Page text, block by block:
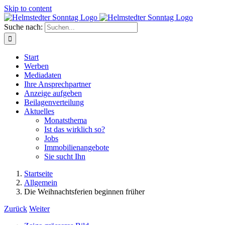
Skip to content
Suche nach:
Start
Werben
Mediadaten
Ihre Ansprechpartner
Anzeige aufgeben
Beilagenverteilung
Aktuelles
Monatsthema
Ist das wirklich so?
Jobs
Immobilienangebote
Sie sucht Ihn
Startseite
Allgemein
Die Weihnachtsferien beginnen früher
Zurück Weiter